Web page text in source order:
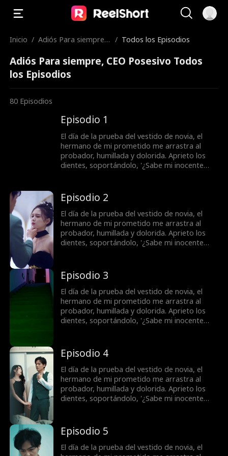
Inicio / Adiós Para siempre,
/ Todos los Episodios
Adiós Para siempre, CEO Posesivo Todos
los Episodios
80 Episodios
Episodio 1
El día de la prueba del vestido de novia, el
hermano de mi prometido me arrastra al
probador, humillada y dolorida. Aprieto los
dientes, soportándolo, '¿Sabe mi inocente
de la pesadilla, pero parece que no puedo
liberarme de su control.
Episodio 2
El día de la prueba del vestido de novia, el
hermano de mi prometido me arrastra al
probador, humillada y dolorida. Aprieto los
dientes, soportándolo, '¿Sabe mi inocente
de la pesadilla, pero parece que no puedo
liberarme de su control.
Episodio 3
El día de la prueba del vestido de novia, el
hermano de mi prometido me arrastra al
probador, humillada y dolorida. Aprieto los
dientes, soportándolo, '¿Sabe mi inocente
de la pesadilla, pero parece que no puedo
liberarme de su control.
Episodio 4
El día de la prueba del vestido de novia, el
hermano de mi prometido me arrastra al
probador, humillada y dolorida. Aprieto los
dientes, soportándolo, '¿Sabe mi inocente
de la pesadilla, pero parece que no puedo
liberarme de su control.
Episodio 5
El día de la prueba del vestido de novia, el